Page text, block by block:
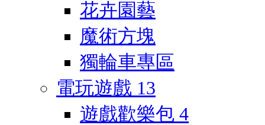
花卉園藝
魔術方塊
獨輪車專區
電玩遊戲 13
遊戲歡樂包 4